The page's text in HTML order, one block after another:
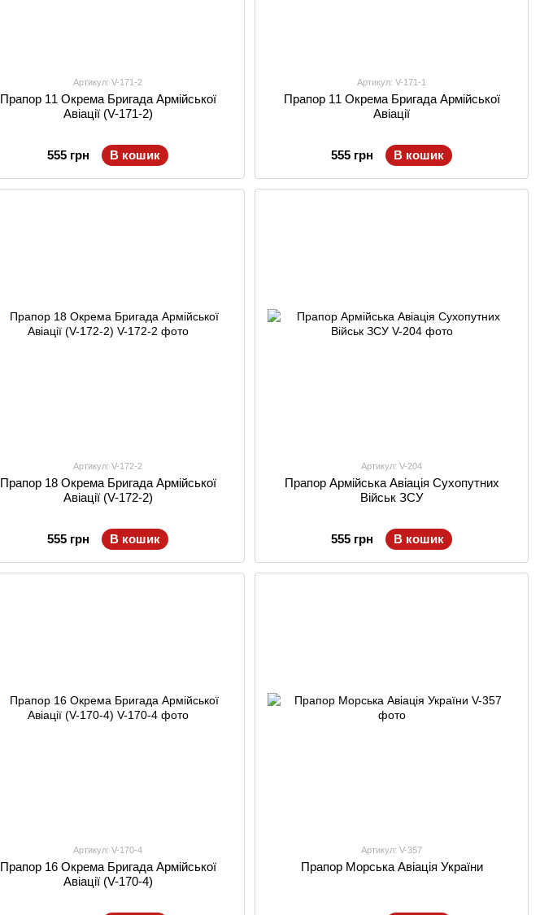
Артикул: V-171-2
Прапор 11 Окрема Бригада Армійської
Авіації (V-171-2)
555 грн В кошик
Артикул: V-171-1
Прапор 11 Окрема Бригада Армійської
Авіації
555 грн В кошик
Артикул: V-172-2
Прапор 18 Окрема Бригада Армійської
Авіації (V-172-2)
555 грн В кошик
Артикул: V-204
Прапор Армійська Авіація Сухопутних
Військ ЗСУ
555 грн В кошик
Артикул: V-170-4
Прапор 16 Окрема Бригада Армійської
Авіації (V-170-4)
Артикул: V-357
Прапор Морська Авіація України